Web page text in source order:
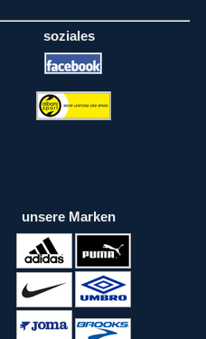
soziales
unsere Marken